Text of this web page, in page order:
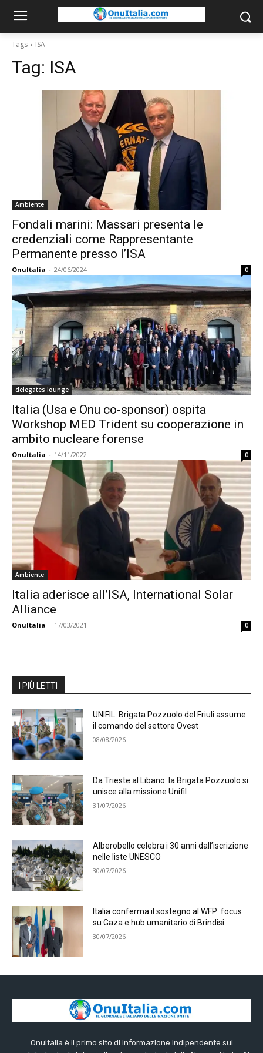
Tags ISA
Tag: ISA
Ambiente
Fondali marini: Massari presenta le
credenziali come Rappresentante
Permanente presso l’ISA
OnuItalia - 24/06/2024 0
delegates lounge
Italia (Usa e Onu co-sponsor) ospita
Workshop MED Trident su cooperazione in
ambito nucleare forense
OnuItalia - 14/11/2022 0
Ambiente
Italia aderisce all’ISA, International Solar
Alliance
OnuItalia - 17/03/2021 0
I PIÙ LETTI
UNIFIL: Brigata Pozzuolo del Friuli assume
il comando del settore Ovest
08/08/2026
Da Trieste al Libano: la Brigata Pozzuolo si
unisce alla missione Unifil
31/07/2026
Alberobello celebra i 30 anni dall’iscrizione
nelle liste UNESCO
30/07/2026
Italia conferma il sostegno al WFP: focus
su Gaza e hub umanitario di Brindisi
30/07/2026
OnuItalia è il primo sito di informazione indipendente sul